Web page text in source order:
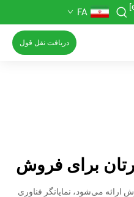
FA
دریافت نقل قول
برای فروش
ارائه می‌شود، نمایانگر فناوری